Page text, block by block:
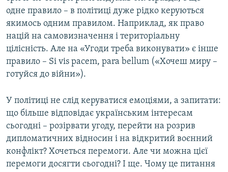
одне правило – в політиці дуже рідко керуються
якимось одним правилом. Наприклад, як право
націй на самовизначення і територіальну
цілісність. Але на «Угоди треба виконувати» є інше
правило – Si vis pacem, para bellum («Хочеш миру –
готуйся до війни»).
У політиці не слід керуватися емоціями, а запитати:
що більше відповідає українським інтересам
сьогодні – розірвати угоду, перейти на розрив
дипломатичних відносин і на відкритий воєнний
конфлікт? Хочеться перемоги. Але чи можна цієї
перемоги досягти сьогодні? І ще. Чому це питання